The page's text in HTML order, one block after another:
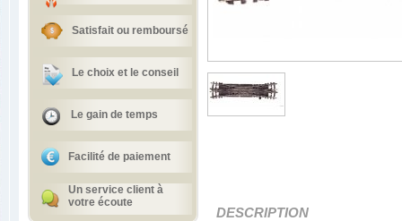
Satisfait ou remboursé
Le choix et le conseil
Le gain de temps
Facilité de paiement
Un service client à
votre écoute
DESCRIPTION